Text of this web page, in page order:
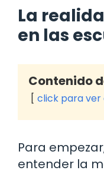
La
en las
Contenido
click para ver
Para
entender la